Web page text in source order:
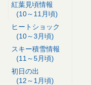
紅葉見頃情報
(10～11月頃)
ヒートショック
(10～3月頃)
スキー積雪情報
(11～5月頃)
初日の出
(12～1月頃)